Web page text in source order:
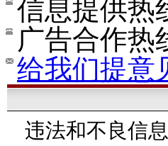
信息提供热
广告合作热
给我们提意
违法和不良信